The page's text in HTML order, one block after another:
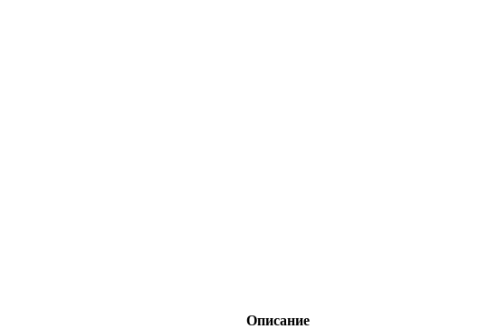
Описание